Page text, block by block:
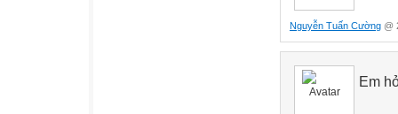
Nguyễn Tuấn Cường @
Em